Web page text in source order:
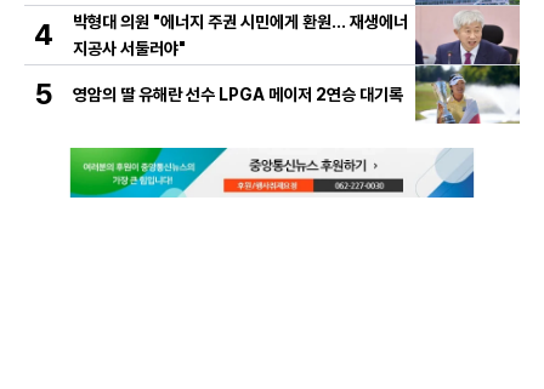
4
박형대 의원 "에너지 주권 시민에게 환원... 재생에너
지공사 서둘러야"
5 영암의 딸 유해란 선수 LPGA 메이저 2연승 대기록